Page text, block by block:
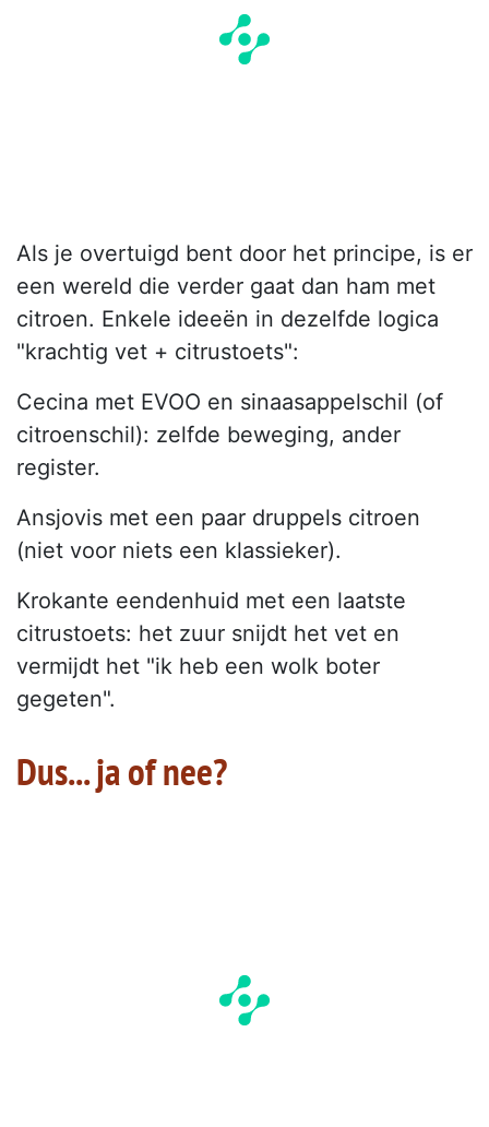
Als je overtuigd bent door het principe, is er
een wereld die verder gaat dan ham met
citroen. Enkele ideeën in dezelfde logica
"krachtig vet + citrustoets":
Cecina met EVOO en sinaasappelschil (of
citroenschil): zelfde beweging, ander
register.
Ansjovis met een paar druppels citroen
(niet voor niets een klassieker).
Krokante eendenhuid met een laatste
citrustoets: het zuur snijdt het vet en
vermijdt het "ik heb een wolk boter
gegeten".
Dus... ja of nee?